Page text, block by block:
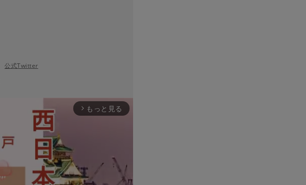
公式Twitter
arrow_forward_ios もっと見る